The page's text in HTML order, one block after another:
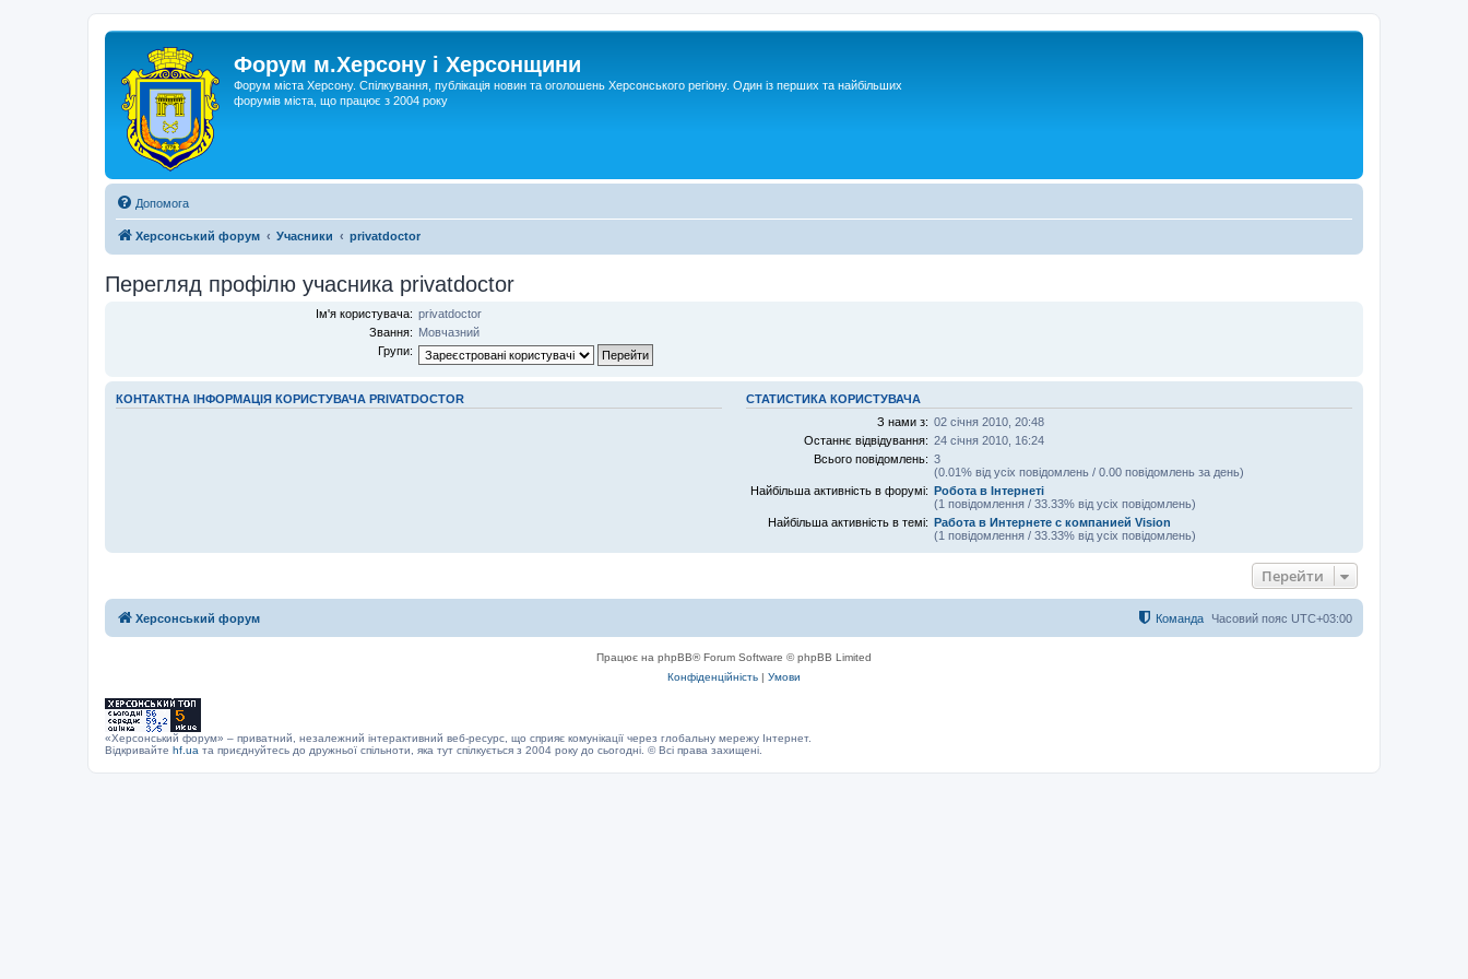
Форум м.Херсону і Херсонщини
Форум міста Херсону. Спілкування, публікація новин та оголошень Херсонського регіону. Один із перших та найбільших
форумів міста, що працює з 2004 року
Допомога
Херсонський форум Учасники privatdoctor
Перегляд профілю учасника privatdoctor
Ім'я користувача: privatdoctor
Звання: Мовчазний
Групи:
КОНТАКТНА ІНФОРМАЦІЯ КОРИСТУВАЧА PRIVATDOCTOR
СТАТИСТИКА КОРИСТУВАЧА
З нами з: 02 січня 2010, 20:48
Останнє відвідування: 24 січня 2010, 16:24
Всього повідомлень: 3
(0.01% від усіх повідомлень / 0.00 повідомлень за день)
Найбільша активність в форумі: Робота в Інтернеті
(1 повідомлення / 33.33% від усіх повідомлень)
Найбільша активність в темі: Работа в Интернете с компанией Vision
(1 повідомлення / 33.33% від усіх повідомлень)
Перейти
Херсонський форум Часовий пояс UTC+03:00
Команда
Працює на phpBB® Forum Software © phpBB Limited
Конфіденційність | Умови
«Херсонський форум» – приватний, незалежний інтерактивний веб-ресурс, що сприяє комунікації через глобальну мережу Інтернет.
Відкривайте hf.ua та приєднуйтесь до дружньої спільноти, яка тут спілкується з 2004 року до сьогодні. © Всі права захищені.